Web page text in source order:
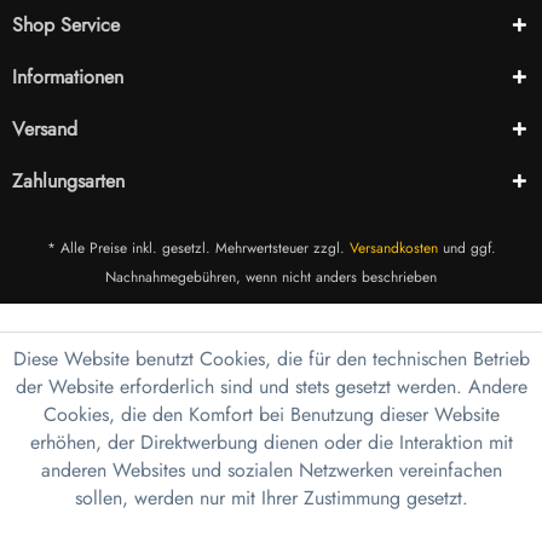
Shop Service
Informationen
Versand
Zahlungsarten
* Alle Preise inkl. gesetzl. Mehrwertsteuer zzgl. Versandkostenund ggf.
Nachnahmegebühren, wenn nicht anders beschrieben
Diese Website benutzt Cookies, die für den technischen Betrieb
der Website erforderlich sind und stets gesetzt werden. Andere
Cookies, die den Komfort bei Benutzung dieser Website
erhöhen, der Direktwerbung dienen oder die Interaktion mit
anderen Websites und sozialen Netzwerken vereinfachen
sollen, werden nur mit Ihrer Zustimmung gesetzt.